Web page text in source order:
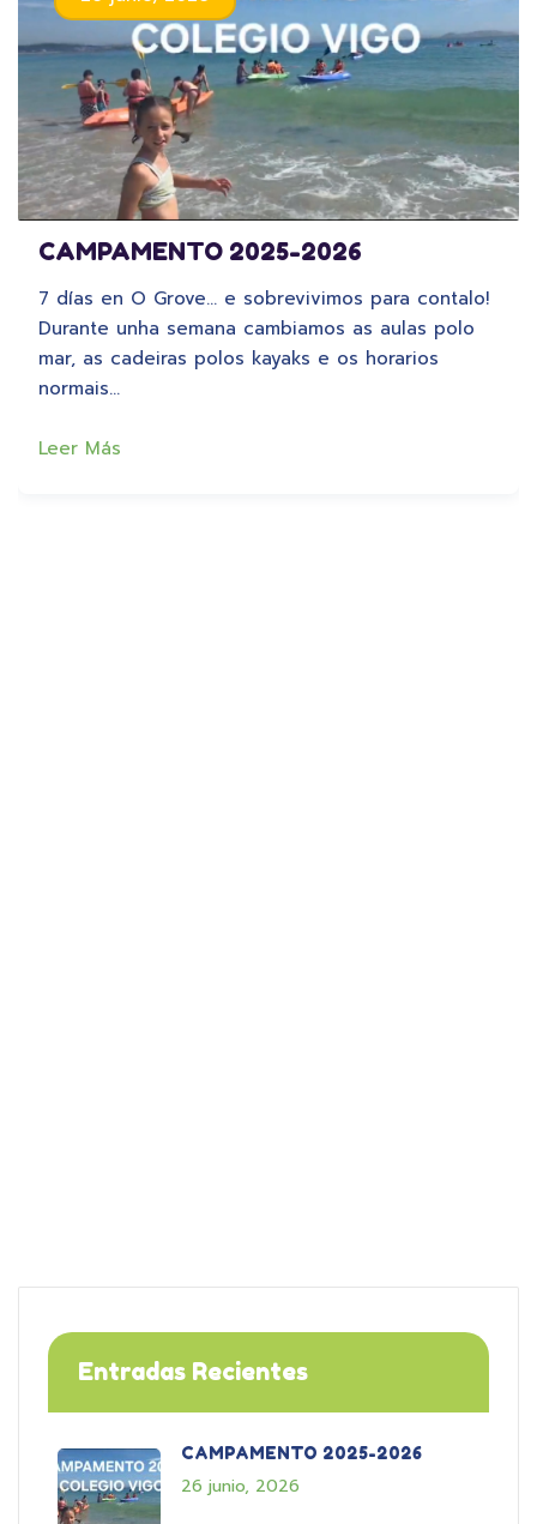
CAMPAMENTO 2025-2026
7 días en O Grove… e sobrevivimos para contalo!
Durante unha semana cambiamos as aulas polo
mar, as cadeiras polos kayaks e os horarios
normais…
Leer Más
Entradas Recientes
CAMPAMENTO 2025-2026
26 junio, 2026